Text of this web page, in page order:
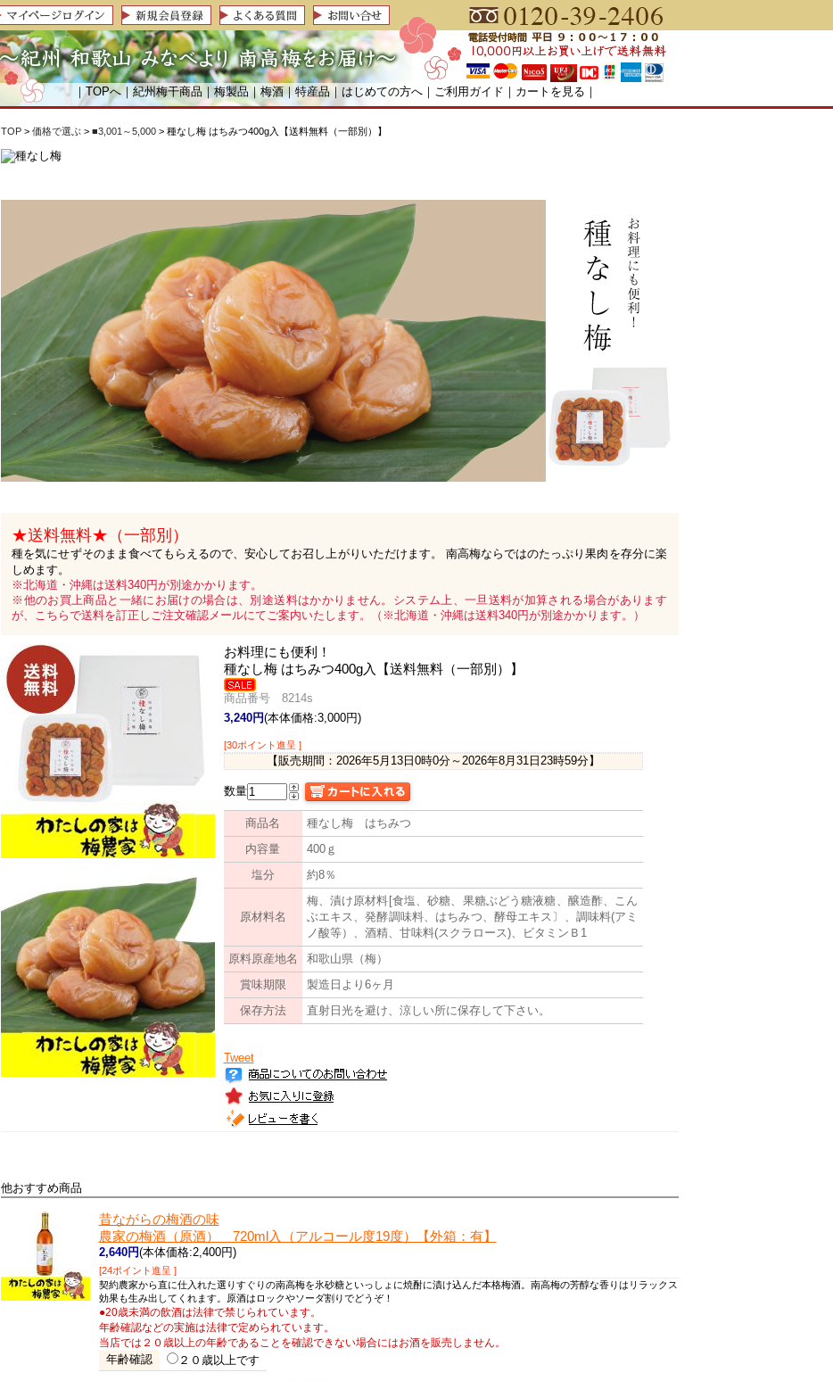
｜TOPへ｜紀州梅干商品 ｜梅製品｜ 梅酒｜ 特産品｜ はじめての方へ ｜ ご利用ガイド ｜ カートを見る ｜
TOP> 価格で選ぶ> ■3,001～5,000> 種なし梅 はちみつ400g入【送料無料（一部別）】
★送料無料★（一部別）
種を気にせずそのまま食べてもらえるので、安心してお召し上がりいただけます。 南高梅ならではのたっぷり果肉を存分に楽
しめます。
※北海道・沖縄は送料340円が別途かかります。
※他のお買上商品と一緒にお届けの場合は、別途送料はかかりません。システム上、一旦送料が加算される場合があります
が、こちらで送料を訂正しご注文確認メールにてご案内いたします。（※北海道・沖縄は送料340円が別途かかります。）
お料理にも便利！
種なし梅 はちみつ400g入【送料無料（一部別）】
商品番号 8214s
3,240円(本体価格:3,000円)
[30ポイント進呈 ]
【販売期間： 2026年5月13日0時0分～ 2026年8月31日23時59分】
数量
商品名
種なし梅 はちみつ
内容量
400ｇ
塩分
約8％
原材料名
梅、漬け原材料[食塩、砂糖、果糖ぶどう糖液糖、醸造酢、こん
ぶエキス、発酵調味料、はちみつ、酵母エキス〕、調味料(アミ
ノ酸等）、酒精、甘味料(スクラロース)、ビタミンＢ1
原料原産地名
和歌山県（梅）
賞味期限
製造日より6ヶ月
保存方法
直射日光を避け、涼しい所に保存して下さい。
Tweet
他おすすめ商品
昔ながらの梅酒の味
農家の梅酒（原酒） 720ml入（アルコール度19度）【外箱：有】
2,640円(本体価格:2,400円)
[24ポイント進呈 ]
契約農家から直に仕入れた選りすぐりの南高梅を氷砂糖といっしょに焼酎に漬け込んだ本格梅酒。南高梅の芳醇な香りはリラックス
効果も生み出してくれます。原酒はロックやソーダ割りでどうぞ！
●20歳未満の飲酒は法律で禁じられています。
年齢確認などの実施は法律で定められています。
当店では２０歳以上の年齢であることを確認できない場合にはお酒を販売しません。
年齢確認 ２０歳以上です